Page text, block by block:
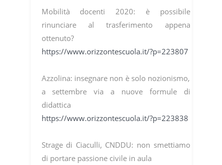
Mobilità docenti 2020: è possibile
rinunciare al trasferimento appena
ottenuto?
https://www.orizzontescuola.it/?p=223807
Azzolina: insegnare non è solo nozionismo,
a settembre via a nuove formule di
didattica
https://www.orizzontescuola.it/?p=223838
Strage di Ciaculli, CNDDU: non smettiamo
di portare passione civile in aula